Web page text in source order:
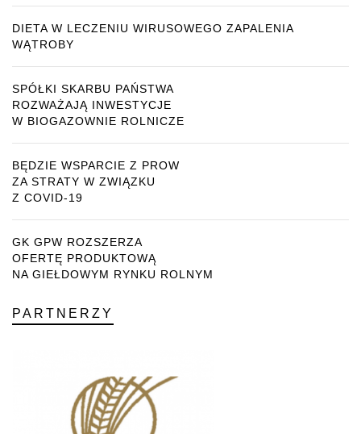
DIETA W LECZENIU WIRUSOWEGO ZAPALENIA
WĄTROBY
SPÓŁKI SKARBU PAŃSTWA
ROZWAŻAJĄ INWESTYCJE
W BIOGAZOWNIE ROLNICZE
BĘDZIE WSPARCIE Z PROW
ZA STRATY W ZWIĄZKU
Z COVID-19
GK GPW ROZSZERZA
OFERTĘ PRODUKTOWĄ
NA GIEŁDOWYM RYNKU ROLNYM
PARTNERZY